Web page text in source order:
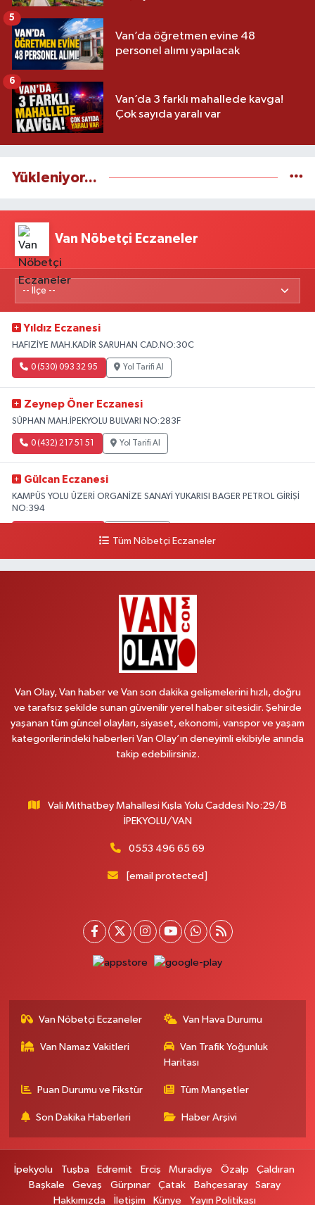
Van’da öğretmen evine 48
personel alımı yapılacak
5
Van’da 3 farklı mahallede kavga!
Çok sayıda yaralı var
6
Yükleniyor...
Van Nöbetçi Eczaneler
Yıldız Eczanesi
HAFIZİYE MAH.KADİR SARUHAN CAD.NO:30C
0 (530) 093 32 95 Yol Tarifi Al
Zeynep Öner Eczanesi
SÜPHAN MAH.İPEKYOLU BULVARI NO:283F
0 (432) 217 51 51 Yol Tarifi Al
Gülcan Eczanesi
KAMPÜS YOLU ÜZERİ ORGANİZE SANAYİ YUKARISI BAGER PETROL GİRİŞİ
NO:394
HEKİM HASTANESİ ACİL KARŞISI
Yol Tarifi Al
MAHMUDİYE MAH.ATATÜRK CAD.NO:17B
0 (531) 621 69 65 Yol Tarifi Al
Onay Eczanesi
Yenı Derman Eczanesi
Akdamar Hastanesi Acil yanı. İpekyolu. Hatuniye mahallesi terzioğlu, Eski
Yol Tarifi Al
Hayat Eczanesi
Kışla Mah.Çınarlı Cad.1038 Sk.No:93 3-4
0 (432) 354 37 36 Yol Tarifi Al
BAHÇELİEVLER MAH.MUSLİH GÖRENTAŞ BULVARI NO:57Çağdaş fırının
0 (501) 322 00 65 Yol Tarifi Al
VANYOLU CADDESİ NO:42
0 (532) 689 22 50 Yol Tarifi Al
Tüm Nöbetçi Eczaneler
Van Olay, Van haber ve Van son dakika gelişmelerini hızlı, doğru
ve tarafsız şekilde sunan güvenilir yerel haber sitesidir. Şehirde
yaşanan tüm güncel olayları, siyaset, ekonomi, vanspor ve yaşam
kategorilerindeki haberleri Van Olay’ın deneyimli ekibiyle anında
takip edebilirsiniz.
Vali Mithatbey Mahallesi Kışla Yolu Caddesi No:29/B
İPEKYOLU/VAN
0553 496 65 69
[email protected]
Van Nöbetçi Eczaneler Van Hava Durumu
Van Namaz Vakitleri
Van Trafik Yoğunluk
Haritası
Puan Durumu ve Fikstür Tüm Manşetler
Son Dakika Haberleri Haber Arşivi
İpekyolu Tuşba Edremit Erciş Muradiye Özalp
Çaldıran
Başkale
Gevaş Gürpınar Çatak Bahçesaray
Saray
Hakkımızda
İletişim Künye Yayın Politikası